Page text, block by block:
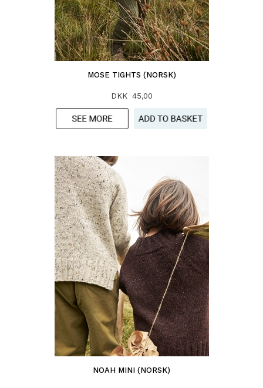
MOSE TIGHTS (NORSK)
DKK 45,00
NOAH MINI (NORSK)